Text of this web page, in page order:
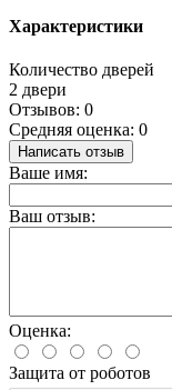
Характеристики
Количество дверей
2 двери
Отзывов: 0
Средняя оценка: 0
Написать отзыв
Ваше имя:
Ваш отзыв:
Оценка:
Защита от роботов